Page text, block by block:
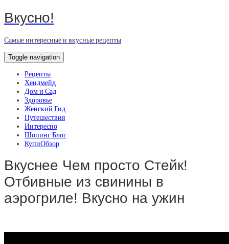
Вкусно!
Самые интересные и вкусные рецепты
Toggle navigation
Рецепты
Хендмейд
Дом и Сад
Здоровье
Женский Гид
Путешествия
Интересно
Шопинг Блог
КупиОбзор
Вкуснее Чем просто Стейк!
Отбивные из свинины в
аэрогриле! Вкусно на ужин